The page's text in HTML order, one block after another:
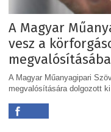
A Magyar
vesz a
A Magyar Műanyagipari
megvalósítására dolgozott